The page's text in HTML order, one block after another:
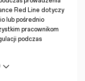
Red Line dotyczy
lub pośrednio
pracownikom
podczas